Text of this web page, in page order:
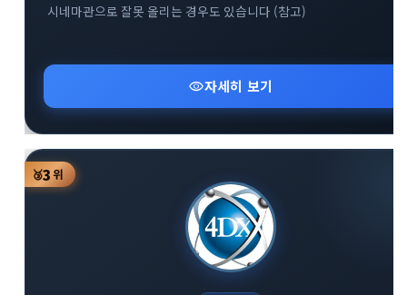
시네마관으로 잘못 올리는 경우도 있습니다 (참고)
visibility자세히 보기
🥉3위